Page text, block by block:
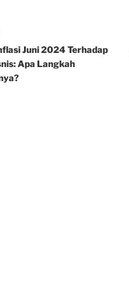
Juni 2024 Terhadap
Apa Langkah